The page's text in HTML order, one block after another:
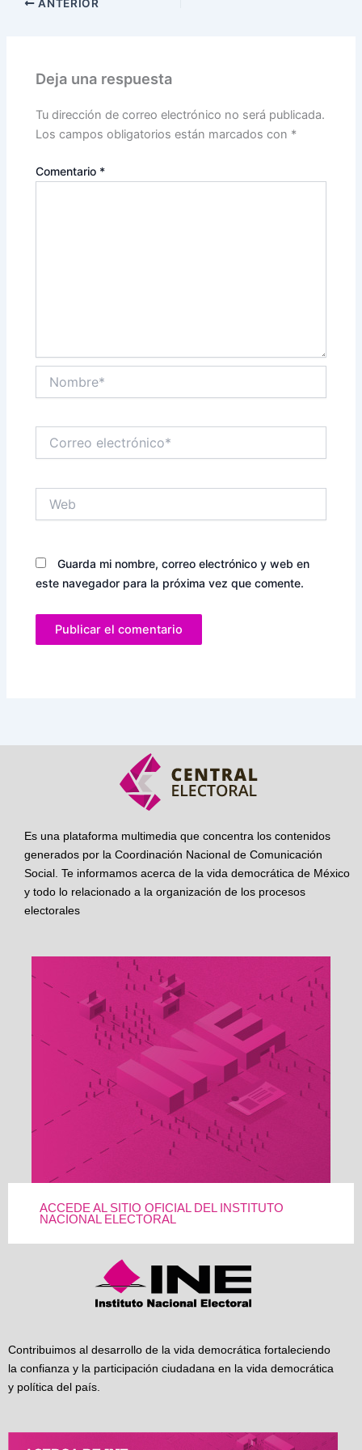
ANTERIOR
Deja una respuesta
Tu dirección de correo electrónico no será publicada.
Los campos obligatorios están marcados con *
Comentario *
electrónico*
Guarda mi nombre, correo electrónico y web en
este navegador para la próxima vez que comente.
Es una plataforma multimedia que concentra los contenidos
generados por la Coordinación Nacional de Comunicación
Social. Te informamos acerca de la vida democrática de México
y todo lo relacionado a la organización de los procesos
electorales
ACCEDE AL SITIO OFICIAL DEL INSTITUTO
NACIONAL ELECTORAL
Contribuimos al desarrollo de la vida democrática fortaleciendo
la confianza y la participación ciudadana en la vida democrática
y política del país.